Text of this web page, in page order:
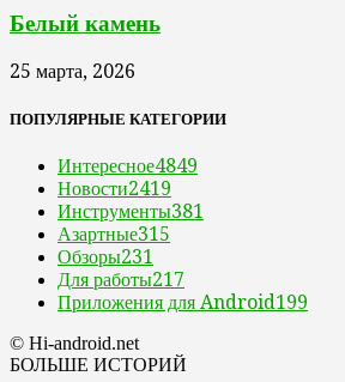
Белый камень
25 марта, 2026
ПОПУЛЯРНЫЕ КАТЕГОРИИ
Интересное4849
Новости2419
Инструменты381
Азартные315
Обзоры231
Для работы217
Приложения для Android199
© Hi-android.net
БОЛЬШЕ ИСТОРИЙ